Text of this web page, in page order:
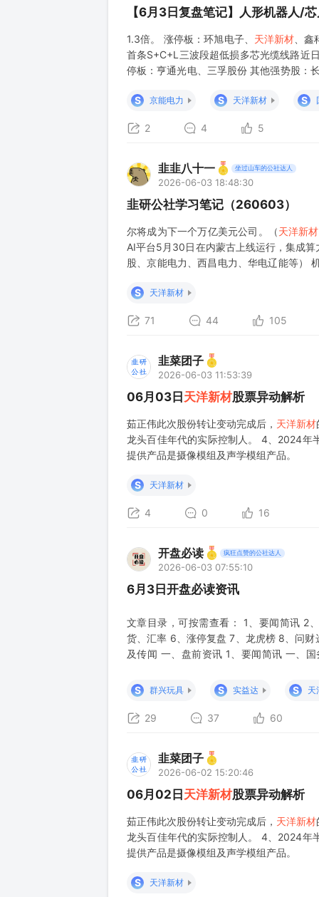
【6月3日复盘笔记】人形机器人/
1.3倍。 涨停板：环旭电子、 天洋新材 、
首条S+C+L三波段超低损多芯光缆线路近
停板：亨通光电、三孚股份 其他强势股：
S
京能电力 S 天洋新材 S
2 4 5
韭韭八十一 坐过山车的公社达人
2026-06-03 18:48:30
韭研公社学习笔记（260603）
尔将成为下一个万亿美元公司。（天洋新材
AI平台5月30日在内蒙古上线运行，集成
股、京能电力、西昌电力、华电辽能等）
S
天洋新材
71 44 105
韭菜团子
2026-06-03 11:53:39
06月03日 天洋新材股票异动解析
茹正伟此次股份转让变动完成后， 天洋新材
龙头百佳年代的实际控制人。 4、2024年
提供产品是摄像模组及声学模组产品。
S 天洋新材
4 0 16
开盘必读 疯狂点赞的公社达人
2026-06-03 07:55:10
6月3日开盘必读资讯
文章目录，可按需查看： 1、要闻简讯 2
货、汇率 6、涨停复盘 7、龙虎榜 8、问
及传闻 一、盘前资讯 1、要闻简讯 一、
锚定建设农业强国目标，坚持把解决好“三
S 群兴玩具 S 实益达 S 天
29 37 60
韭菜团子
2026-06-02 15:20:46
06月02日 天洋新材股票异动解析
茹正伟此次股份转让变动完成后， 天洋新材
龙头百佳年代的实际控制人。 4、2024年
提供产品是摄像模组及声学模组产品。
S 天洋新材